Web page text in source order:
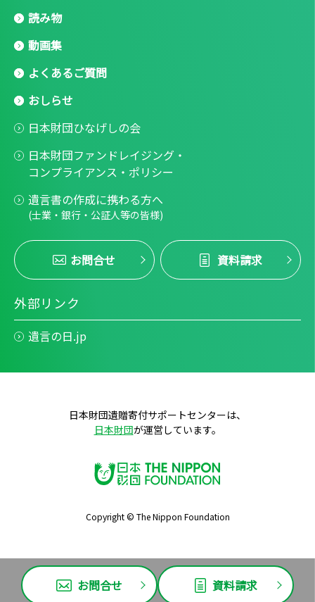
読み物
動画集
よくあるご質問
おしらせ
日本財団ひなげしの会
日本財団ファンドレイジング・
コンプライアンス・ポリシー
遺言書の作成に携わる方へ
(士業・銀行・公証人等の皆様)
お問合せ 資料請求
外部リンク
遺言の日.jp
日本財団遺贈寄付サポートセンターは、
日本財団が運営しています。
Copyright © The Nippon Foundation
お問合せ 資料請求